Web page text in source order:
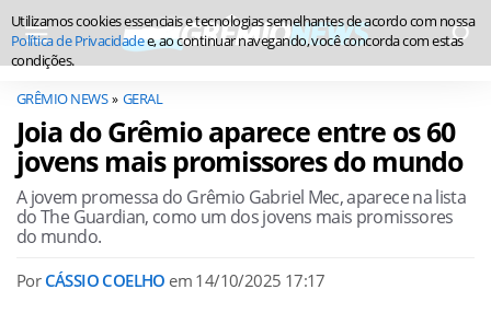
GRÊMIO NEWS GERAL
Joia do Grêmio aparece entre os 60
jovens mais promissores do mundo
A jovem promessa do Grêmio Gabriel Mec, aparece na lista
do The Guardian, como um dos jovens mais promissores
do mundo.
Por CÁSSIO COELHO em 14/10/2025 17:17
Utilizamos cookies essenciais e tecnologias semelhantes de acordo com nossa
Política de Privacidadee, ao continuar navegando, você concorda com estas
condições.